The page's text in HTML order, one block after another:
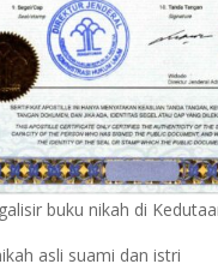
buku nikah di
asli suami dan istri